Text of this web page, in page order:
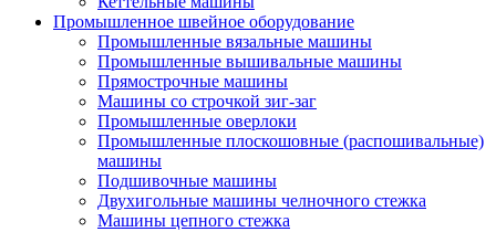
Промышленное швейное оборудование
Промышленные вязальные машины
Промышленные вышивальные машины
Прямострочные машины
Машины со строчкой зиг-заг
Промышленные оверлоки
Промышленные плоскошовные (распошивальные)
машины
Подшивочные машины
Двухигольные машины челночного стежка
Машины цепного стежка